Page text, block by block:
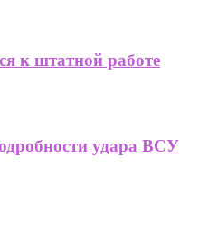
к штатной работе
удара ВСУ